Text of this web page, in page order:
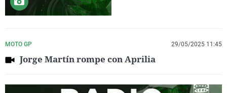
MOTO GP 29/05/2025 11:45
Jorge Martín rompe con Aprilia